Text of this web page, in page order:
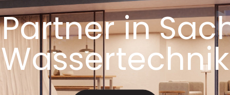
in
Wassertechnik